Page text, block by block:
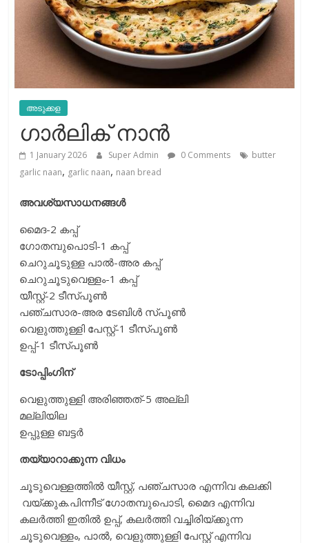
അടുക്കള
ഗാർലിക് നാൻ
1 January 2026 Super Admin 0 Comments
butter
garlic naan, garlic naan, naan bread
അവശ്യസാധനങ്ങള്‍
മൈദ-2 കപ്പ്
ഗോതമ്പുപൊടി-1 കപ്പ്
ചെറുചൂടുള്ള പാല്‍-അര കപ്പ്
ചെറുചൂടുവെള്ളം-1 കപ്പ്
യീസ്റ്റ്-2 ടീസ്പൂണ്‍
പഞ്ചസാര-അര ടേബിള്‍ സ്പൂണ്‍
വെളുത്തുള്ളി പേസ്റ്റ്-1 ടീസ്പൂണ്‍
ഉപ്പ്-1 ടീസ്പൂണ്‍
ടോപ്പിംഗിന്
വെളുത്തുള്ളി അരിഞ്ഞത്-5 അല്ലി
മല്ലിയില
ഉപ്പുള്ള ബട്ടര്‍
തയ്യാറാക്കുന്ന വിധം
ചൂടുവെള്ളത്തില്‍ യീസ്റ്റ്, പഞ്ചസാര എന്നിവ കലക്കി
വയ്ക്കുക.പിന്നീട് ഗോതമ്പുപൊടി, മൈദ എന്നിവ
കലര്‍ത്തി ഇതില്‍ ഉപ്പ്, കലര്‍ത്തി വച്ചിരിയ്ക്കുന്ന
ചൂടുവെള്ളം, പാല്‍, വെളുത്തുള്ളി പേസ്റ്റ് എന്നിവ